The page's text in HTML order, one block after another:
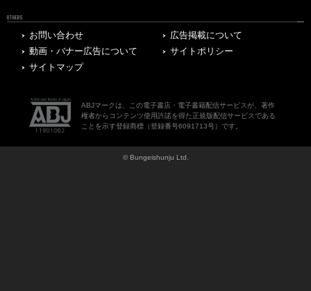
OTHERS
お問い合わせ
広告掲載について
動画・バナー広告について
サイトポリシー
サイトマップ
ABJマークは、この電子書店・電子書籍配信サービスが、著作
権者からコンテンツ使用許諾を得た正規版配信サービスである
ことを示す登録商標（登録番号6091713号）です。
© Bungeishunju Ltd.